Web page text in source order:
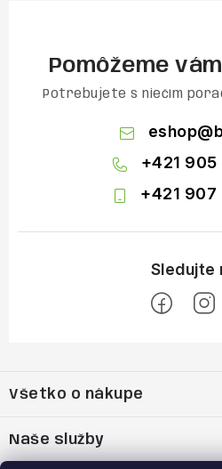
Pomôžeme
Potrebujete s niečím
eshop@
+421 905
+421 907
p
ä
t
Všetko o nákupe
Naše služby